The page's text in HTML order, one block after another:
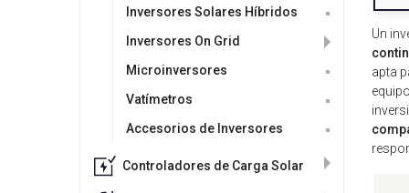
Inversores Solares Híbridos
Inversores On Grid
Microinversores
Vatímetros
Accesorios de Inversores
Controladores de Carga Solar
Un
apta